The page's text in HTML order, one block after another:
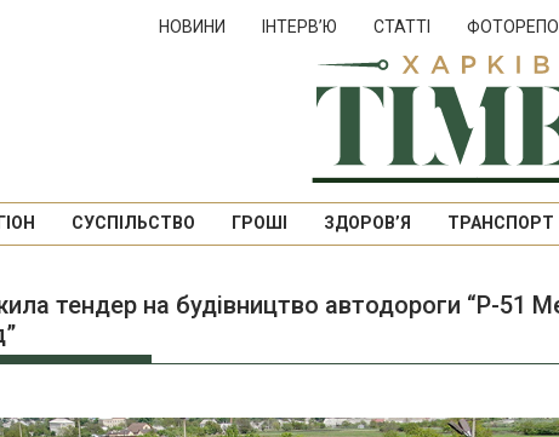
НОВИНИ ІНТЕРВ’Ю СТАТТІ
СУСПІЛЬСТВО ГРОШІ ЗДОРОВ’Я ТРАНСПОРТ
тендер на будівництво автодороги “Р-51